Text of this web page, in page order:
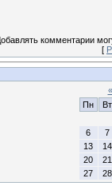
комментарии
[
«
Пн
Вт
6
7
13
14
20
21
27
28